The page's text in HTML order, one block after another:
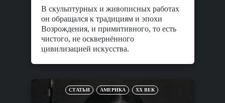
В скульптурных и живописных работах
он обращался к традициям и эпохи
Возрождения, и примитивного, то есть
чистого, не осквернённого
цивилизацией искусства.
СТАТЬИ АМЕРИКА XX ВЕК